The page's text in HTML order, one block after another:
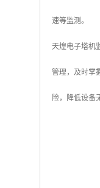
速等监测。
天煌电子塔机
管理，及时掌
险，降低设备